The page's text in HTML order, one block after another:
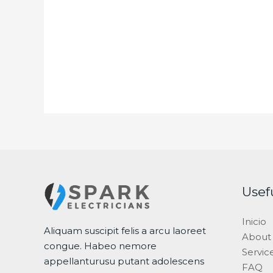
Aliquam suscipit felis a arcu laoreet
congue. Habeo nemore
appellanturusu putant adolescens
Inicio
About
FAQ